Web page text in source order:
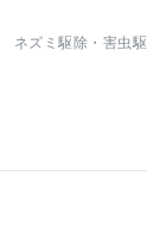
ネズミ駆除・害虫